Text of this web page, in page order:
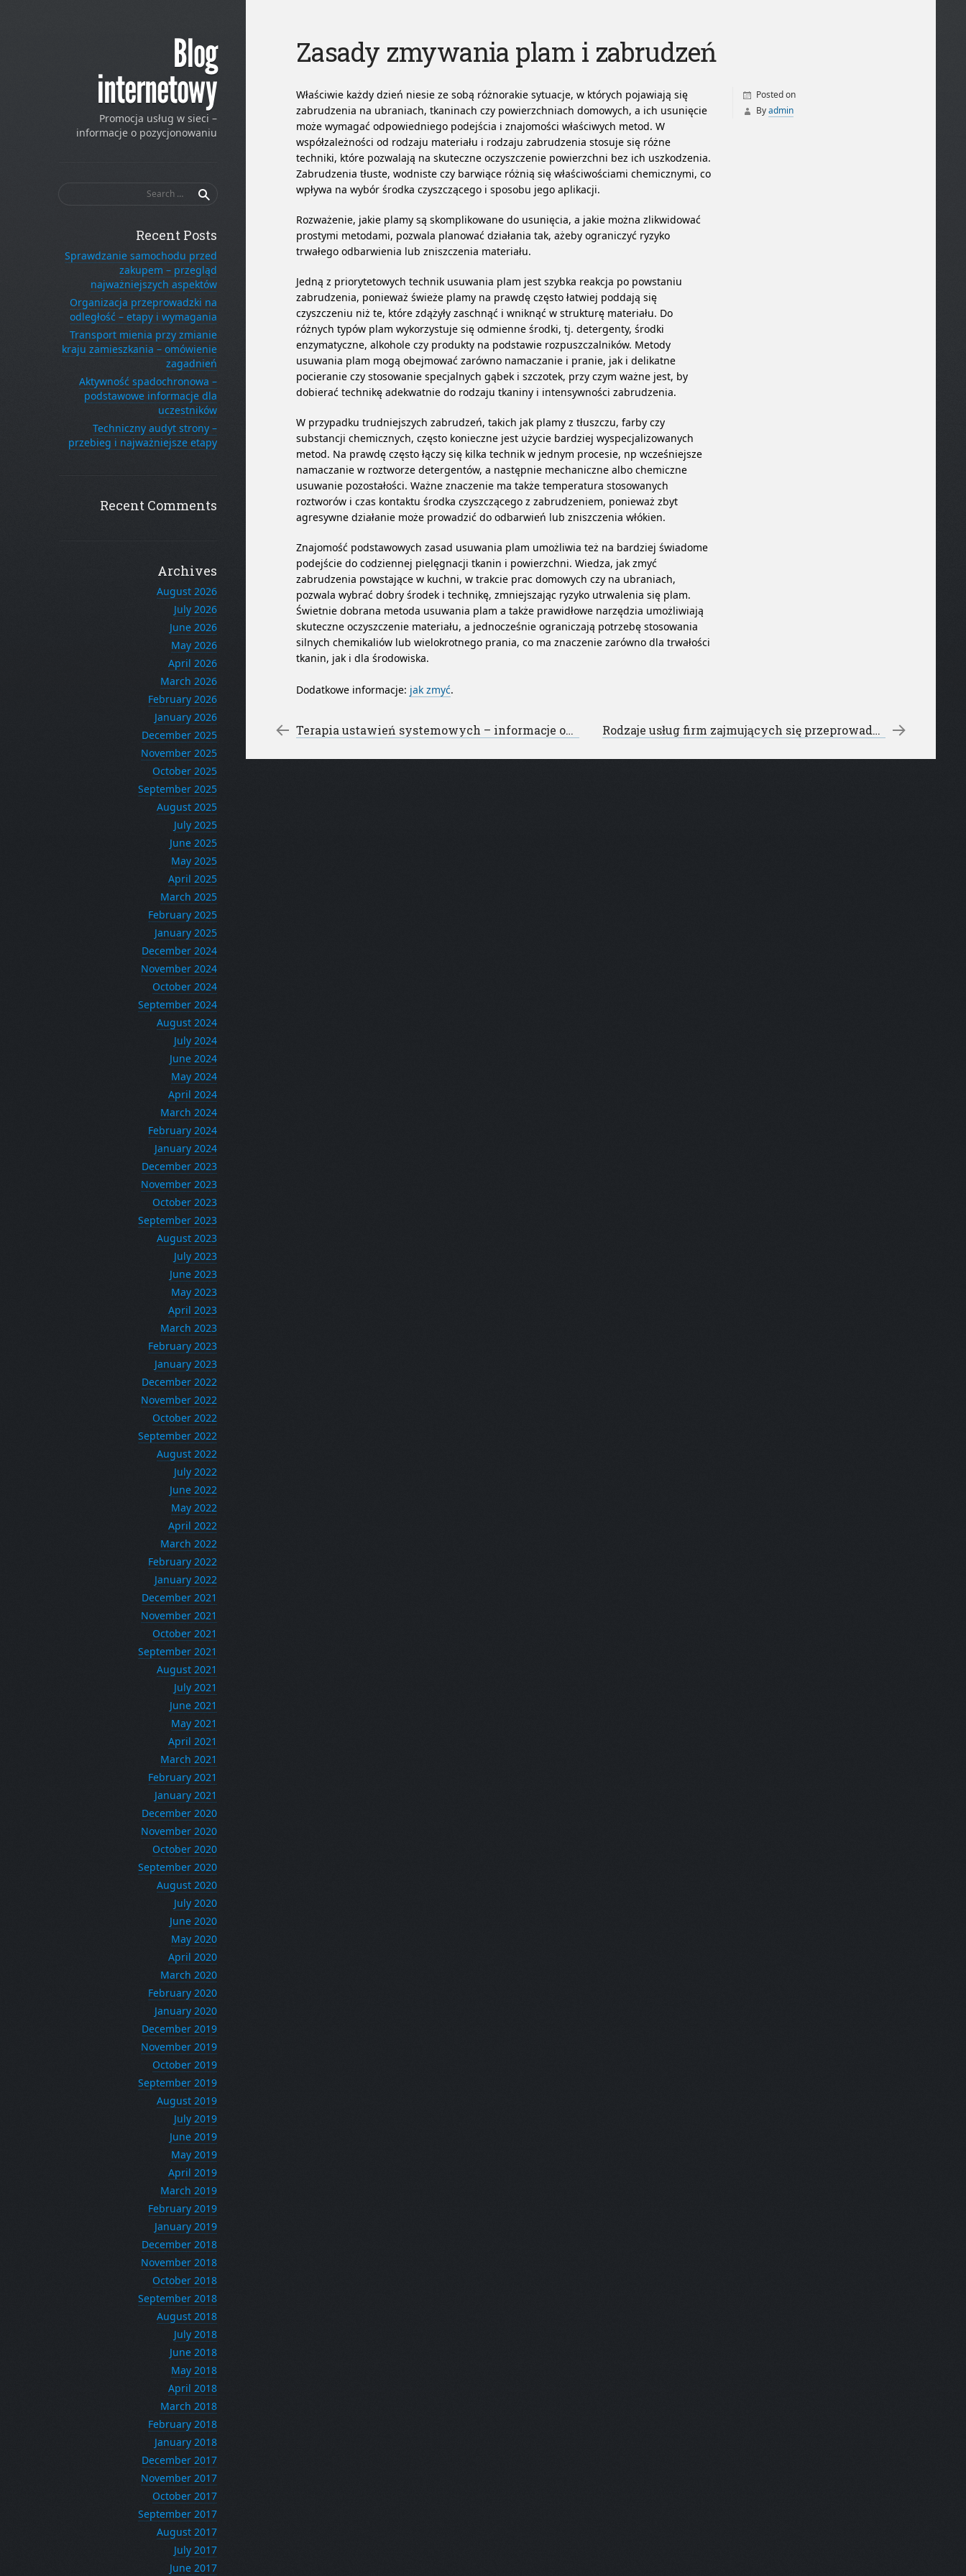
Blog
internetowy
Promocja usług w sieci –
informacje o pozycjonowaniu
Zasady zmywania plam i zabrudzeń
Właściwie każdy dzień niesie ze sobą różnorakie sytuacje, w których pojawiają się
zabrudzenia na ubraniach, tkaninach czy powierzchniach domowych, a ich usunięcie
może wymagać odpowiedniego podejścia i znajomości właściwych metod. W
współzależności od rodzaju materiału i rodzaju zabrudzenia stosuje się różne
techniki, które pozwalają na skuteczne oczyszczenie powierzchni bez ich uszkodzenia.
Zabrudzenia tłuste, wodniste czy barwiące różnią się właściwościami chemicznymi, co
wpływa na wybór środka czyszczącego i sposobu jego aplikacji.
Rozważenie, jakie plamy są skomplikowane do usunięcia, a jakie można zlikwidować
prostymi metodami, pozwala planować działania tak, ażeby ograniczyć ryzyko
trwałego odbarwienia lub zniszczenia materiału.
Jedną z priorytetowych technik usuwania plam jest szybka reakcja po powstaniu
zabrudzenia, ponieważ świeże plamy na prawdę często łatwiej poddają się
czyszczeniu niż te, które zdążyły zaschnąć i wniknąć w strukturę materiału. Do
różnych typów plam wykorzystuje się odmienne środki, tj. detergenty, środki
enzymatyczne, alkohole czy produkty na podstawie rozpuszczalników. Metody
usuwania plam mogą obejmować zarówno namaczanie i pranie, jak i delikatne
pocieranie czy stosowanie specjalnych gąbek i szczotek, przy czym ważne jest, by
dobierać technikę adekwatnie do rodzaju tkaniny i intensywności zabrudzenia.
W przypadku trudniejszych zabrudzeń, takich jak plamy z tłuszczu, farby czy
substancji chemicznych, często konieczne jest użycie bardziej wyspecjalizowanych
metod. Na prawdę często łączy się kilka technik w jednym procesie, np wcześniejsze
namaczanie w roztworze detergentów, a następnie mechaniczne albo chemiczne
usuwanie pozostałości. Ważne znaczenie ma także temperatura stosowanych
roztworów i czas kontaktu środka czyszczącego z zabrudzeniem, ponieważ zbyt
agresywne działanie może prowadzić do odbarwień lub zniszczenia włókien.
Znajomość podstawowych zasad usuwania plam umożliwia też na bardziej świadome
podejście do codziennej pielęgnacji tkanin i powierzchni. Wiedza, jak zmyć
zabrudzenia powstające w kuchni, w trakcie prac domowych czy na ubraniach,
pozwala wybrać dobry środek i technikę, zmniejszając ryzyko utrwalenia się plam.
Świetnie dobrana metoda usuwania plam a także prawidłowe narzędzia umożliwiają
skuteczne oczyszczenie materiału, a jednocześnie ograniczają potrzebę stosowania
silnych chemikaliów lub wielokrotnego prania, co ma znaczenie zarówno dla trwałości
tkanin, jak i dla środowiska.
Dodatkowe informacje: jak zmyć.
Posted on
Byadmin
Post navigation
←
Terapia ustawień systemowych – informacje ogólne Rodzaje usług firm zajmujących się przeprowadzkami międzynarodowymi
Recent Posts
Sprawdzanie samochodu przed
zakupem – przegląd
najważniejszych aspektów
Organizacja przeprowadzki na
odległość – etapy i wymagania
Transport mienia przy zmianie
kraju zamieszkania – omówienie
zagadnień
Aktywność spadochronowa –
podstawowe informacje dla
uczestników
Techniczny audyt strony –
przebieg i najważniejsze etapy
Recent Comments
Archives
August 2026
July 2026
June 2026
May 2026
April 2026
March 2026
February 2026
January 2026
December 2025
November 2025
October 2025
September 2025
August 2025
July 2025
June 2025
May 2025
April 2025
March 2025
February 2025
January 2025
December 2024
November 2024
October 2024
September 2024
August 2024
July 2024
June 2024
May 2024
April 2024
March 2024
February 2024
January 2024
December 2023
November 2023
October 2023
September 2023
August 2023
July 2023
June 2023
May 2023
April 2023
March 2023
February 2023
January 2023
December 2022
November 2022
October 2022
September 2022
August 2022
July 2022
June 2022
May 2022
April 2022
March 2022
February 2022
January 2022
December 2021
November 2021
October 2021
September 2021
August 2021
July 2021
June 2021
May 2021
April 2021
March 2021
February 2021
January 2021
December 2020
November 2020
October 2020
September 2020
August 2020
July 2020
June 2020
May 2020
April 2020
March 2020
February 2020
January 2020
December 2019
November 2019
October 2019
September 2019
August 2019
July 2019
June 2019
May 2019
April 2019
March 2019
February 2019
January 2019
December 2018
November 2018
October 2018
September 2018
August 2018
July 2018
June 2018
May 2018
April 2018
March 2018
February 2018
January 2018
December 2017
November 2017
October 2017
September 2017
August 2017
July 2017
June 2017